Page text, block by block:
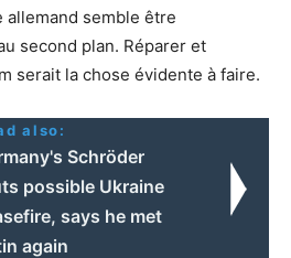
allemand semble être
second plan. Réparer et
serait la chose évidente à faire.
also:
Schröder
possible Ukraine
says he met
again